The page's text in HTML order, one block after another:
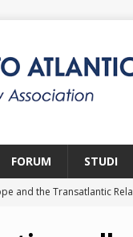
FORUM STUDI
and the Transatlantic